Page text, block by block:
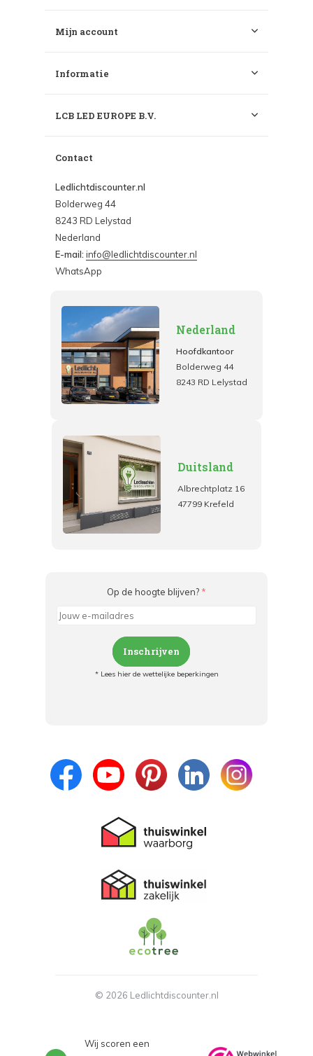
Mijn account
Informatie
LCB LED EUROPE B.V.
Contact
Ledlichtdiscounter.nl
Bolderweg 44
8243 RD Lelystad
Nederland
E-mail: info@ledlichtdiscounter.nl
WhatsApp
Nederland
Hoofdkantoor
Bolderweg 44
8243 RD Lelystad
Duitsland
Albrechtplatz 16
47799 Krefeld
Op de hoogte blijven? *
Inschrijven
* Lees hier de wettelijke beperkingen
© 2026 Ledlichtdiscounter.nl
Wij scoren een